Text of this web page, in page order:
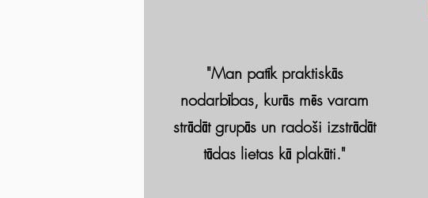
"Man patīk praktiskās
nodarbības, kurās mēs varam
strādāt grupās un radoši izstrādāt
tādas lietas kā plakāti."